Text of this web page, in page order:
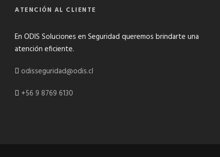
ATENCIÓN AL CLIENTE
En ODIS Soluciones en Seguridad queremos brindarte una
atención eficiente.
odisseguridad@odis.cl
+56 9 8769 6130